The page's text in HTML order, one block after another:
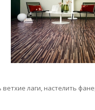
лаги, настелить